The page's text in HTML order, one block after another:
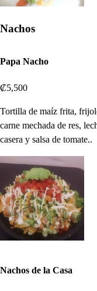
Nachos
Papa Nacho
₡5,500
Tortilla de maíz frita,
carne mechada de res,
casera y salsa de tomate..
Nachos de la Casa